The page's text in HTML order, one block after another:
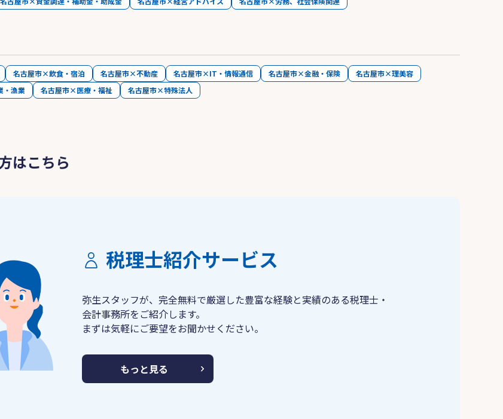
名古屋市×飲食・宿泊 名古屋市×不動産 名古屋市×IT・情報通信 名古屋市×金融・保険
名古屋市×理美容
・漁業 名古屋市×医療・福祉 名古屋市×特殊法人
はこちら
税理士紹介サービス
弥生スタッフが、完全無料で厳選した豊富な経験と実績のある税理士・
会計事務所をご紹介します。
まずは気軽にご要望をお聞かせください。
もっと見る